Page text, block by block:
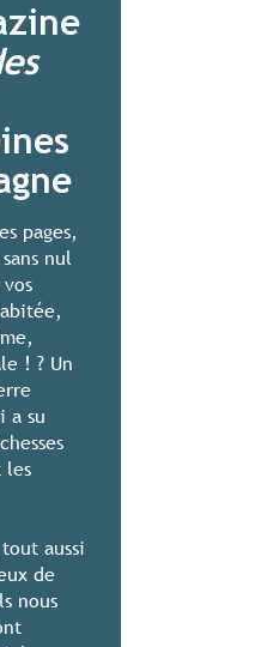
pages,
nul
! ? Un
a su
les
aussi
de
nous